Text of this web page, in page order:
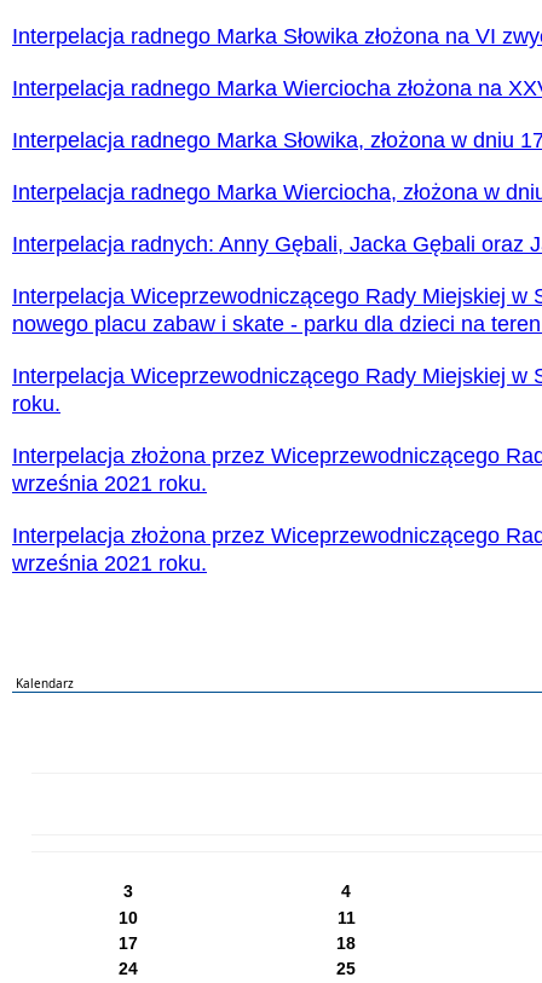
Interpelacja radnego Marka Słowika złożona na VI
Interpelacja radnego Marka Wierciocha złożona na
Interpelacja radnego Marka Słowika, złożona w dniu
Interpelacja radnego Marka Wierciocha, złożona w
Interpelacja radnych: Anny Gębali, Jacka Gębali oraz
Interpelacja Wiceprzewodniczącego Rady Miejskiej w
nowego placu zabaw i skate - parku dla dzieci na
Interpelacja Wiceprzewodniczącego Rady Miejskiej w
roku.
Interpelacja złożona przez Wiceprzewodniczącego
września 2021 roku.
Interpelacja złożona przez Wiceprzewodniczącego
września 2021 roku.
Kalendarz
3
4
10
11
17
18
24
25